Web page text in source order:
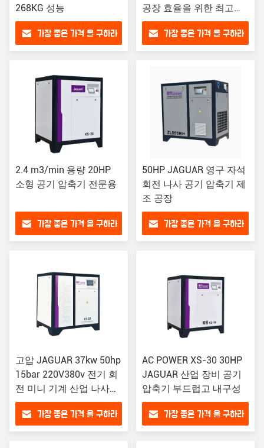
268KG 성능
가장 좋은 가격 을 구하라
공장 효율을 위한 최고의
선택
가장 좋은 가격 을 구하라
2.4 m3/min 용량 20HP
소형 공기 압축기 전문용
가장 좋은 가격 을 구하라
50HP JAGUAR 영구 자석
회전 나사 공기 압축기 제
조 공장
가장 좋은 가격 을 구하라
고압 JAGUAR 37kw 50hp
15bar 220V380v 전기 회
전 미니 기계 산업 나사형
공기 압축기
가장 좋은 가격 을 구하라
AC POWER XS-30 30HP
JAGUAR 산업 장비 공기
압축기 부드럽고 내구성
가장 좋은 가격 을 구하라